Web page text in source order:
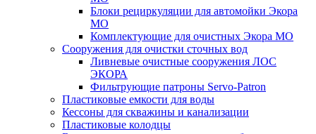
Блоки рециркуляции для автомойки Экора
МО
Комплектующие для очистных Экора МО
Сооружения для очистки сточных вод
Ливневые очистные сооружения ЛОС
ЭКОРА
Фильтрующие патроны Servo-Patron
Пластиковые емкости для воды
Кессоны для скважины и канализации
Пластиковые колодцы